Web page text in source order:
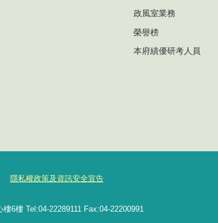
政風室業務
榮譽榜
本府績優研考人員
隱私權政策及資訊安全宣告
6樓 Tel:04-22289111 Fax:04-22200991